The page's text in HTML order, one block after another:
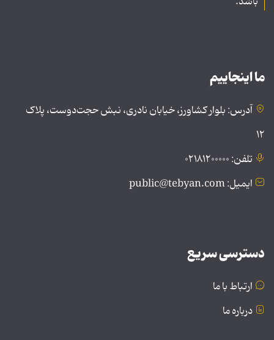
ما اینجاییم
آدرس: بلوار کشاورز، خیابان نادری، نبش حجت‌دوست، پلاک
۱۲
تلفن: ۰۲۱۸۱۲۰۰۰۰۰
ایمیل: public@tebyan.com
دسترسی سریع
ارتباط با ما
درباره ما